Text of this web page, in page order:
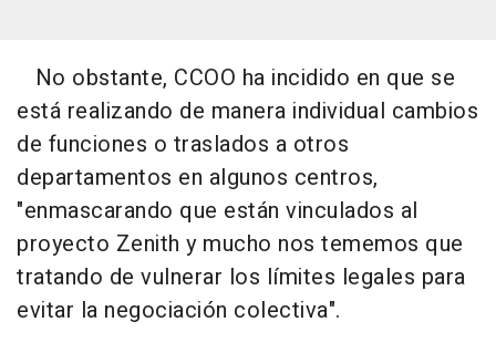
No obstante, CCOO ha incidido en que se
está realizando de manera individual cambios
de funciones o traslados a otros
departamentos en algunos centros,
"enmascarando que están vinculados al
proyecto Zenith y mucho nos tememos que
tratando de vulnerar los límites legales para
evitar la negociación colectiva".